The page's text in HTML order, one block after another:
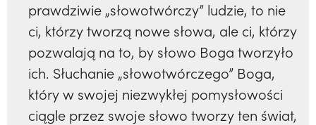
prawdziwie „słowotwórczy” ludzie, to nie
ci, którzy tworzą nowe słowa, ale ci, którzy
pozwalają na to, by słowo Boga tworzyło
ich. Słuchanie „słowotwórczego” Boga,
który w swojej niezwykłej pomysłowości
ciągle przez swoje słowo tworzy ten świat,